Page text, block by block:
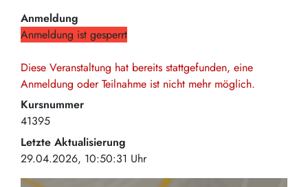
Anmeldung
Anmeldung ist gesperrt
Diese Veranstaltung hat bereits stattgefunden, eine
Anmeldung oder Teilnahme ist nicht mehr möglich.
Kursnummer
41395
Letzte Aktualisierung
29.04.2026, 10:50:31 Uhr